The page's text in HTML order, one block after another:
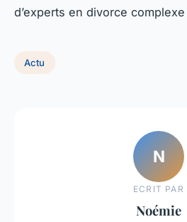
d’experts en divorce
Actu
N
ECRIT PAR
Noémie